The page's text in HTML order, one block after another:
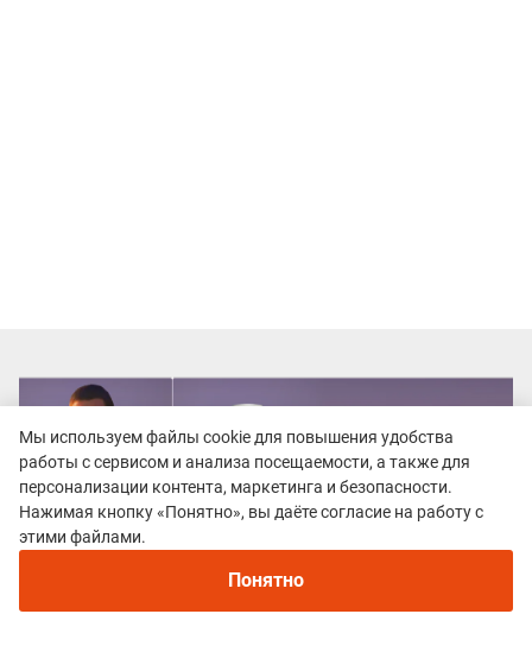
Мы используем файлы cookie для повышения удобства
работы с сервисом и анализа посещаемости, а также для
персонализации контента, маркетинга и безопасности.
Нажимая кнопку «Понятно», вы даёте согласие на работу с
этими файлами.
Понятно